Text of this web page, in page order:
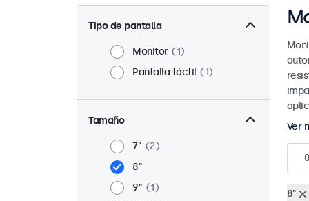
Tipo de pantalla
Monitor
1
Pantalla táctil
1
Tamaño
7"
2
8"
9"
1
Ver
0
8"